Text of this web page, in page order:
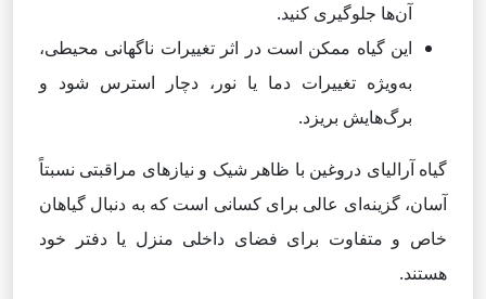
آن‌ها جلوگیری کنید.
این گیاه ممکن است در اثر تغییرات ناگهانی محیطی،
به‌ویژه تغییرات دما یا نور، دچار استرس شود و
برگ‌هایش بریزد.
گیاه آرالیای دروغین با ظاهر شیک و نیازهای مراقبتی نسبتاً
آسان، گزینه‌ای عالی برای کسانی است که به دنبال گیاهان
خاص و متفاوت برای فضای داخلی منزل یا دفتر خود
هستند.